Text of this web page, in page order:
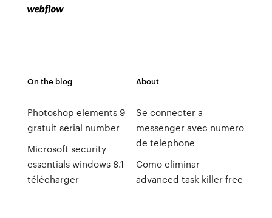
On the blog
Photoshop elements 9
gratuit serial number
Microsoft security
essentials windows 8.1
télécharger
About
Se connecter a
messenger avec numero
de telephone
Como eliminar
advanced task killer free